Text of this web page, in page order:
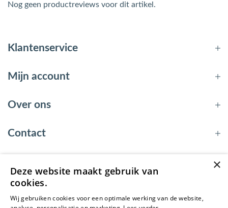
Nog geen productreviews voor dit artikel.
Klantenservice
Mijn account
Over ons
Contact
© 2026 - EnergyBy
×
Deze website maakt gebruik van
cookies.
Wij gebruiken cookies voor een optimale werking van de website,